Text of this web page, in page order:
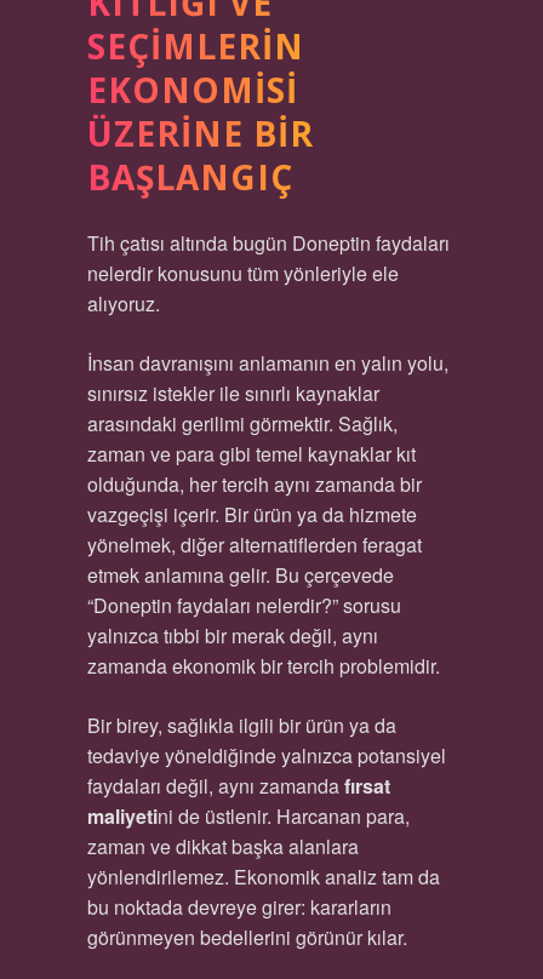
SEÇIMLERIN
EKONOMISI
ÜZERINE BIR
BAŞLANGIÇ
Tih çatısı altında bugün Doneptin faydaları
nelerdir konusunu tüm yönleriyle ele
alıyoruz.
İnsan davranışını anlamanın en yalın yolu,
sınırsız istekler ile sınırlı kaynaklar
arasındaki gerilimi görmektir. Sağlık,
zaman ve para gibi temel kaynaklar kıt
olduğunda, her tercih aynı zamanda bir
vazgeçişi içerir. Bir ürün ya da hizmete
yönelmek, diğer alternatiflerden feragat
etmek anlamına gelir. Bu çerçevede
“Doneptin faydaları nelerdir?” sorusu
yalnızca tıbbi bir merak değil, aynı
zamanda ekonomik bir tercih problemidir.
Bir birey, sağlıkla ilgili bir ürün ya da
tedaviye yöneldiğinde yalnızca potansiyel
faydaları değil, aynı zamandafırsat
maliyetini de üstlenir. Harcanan para,
zaman ve dikkat başka alanlara
yönlendirilemez. Ekonomik analiz tam da
bu noktada devreye girer: kararların
görünmeyen bedellerini görünür kılar.